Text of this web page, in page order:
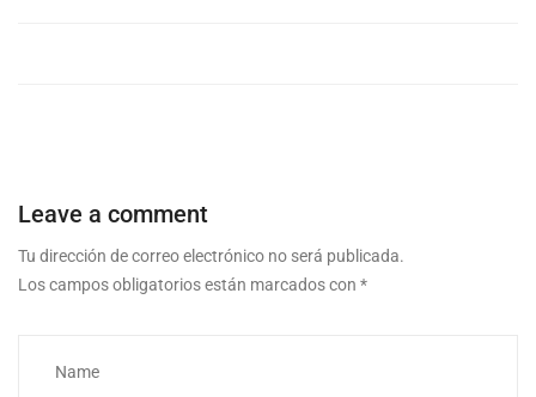
Leave a comment
Tu dirección de correo electrónico no será publicada.
Los campos obligatorios están marcados con *